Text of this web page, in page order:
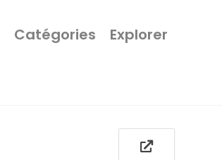
Catégories Explorer